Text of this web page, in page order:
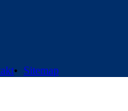
• Sitemap